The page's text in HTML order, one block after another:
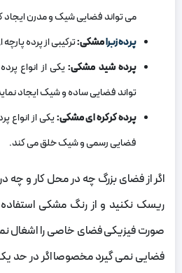
می‌ تواند فضایی شیک و مدرن ایجاد
پرده زبرامشکی:ترکیبی از پرده
پرده شید مشکی:یکی از انواع
تواند فضایی ساده و شیک ایجاد
پرده کرکره‌ ای مشکی:یکی از انواع
فضایی رسمی و شیک خلق می کند.
اگر از فضای بزرگ چه در محل کار و چه
ریسک نکنید و از رنگ مشکی استفاده
صورت فیزیکی فضای خاصی را اشغال
فضایی نمی گیرد مخصوصا اگر در حد یک